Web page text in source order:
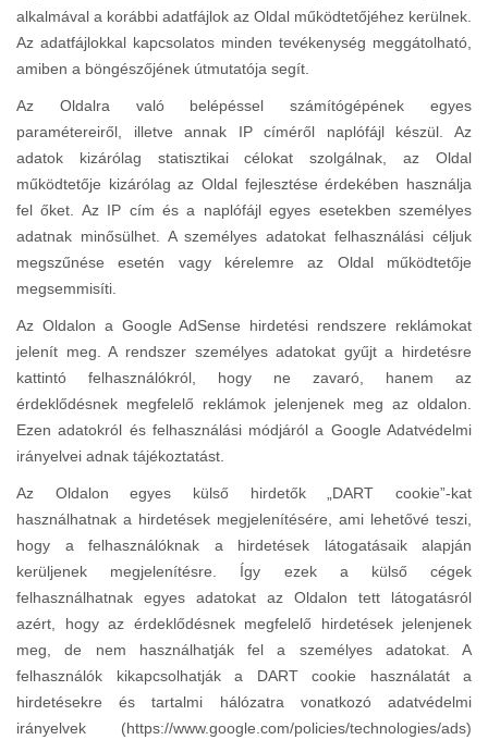
alkalmával a korábbi adatfájlok az Oldal működtetőjéhez kerülnek.
Az adatfájlokkal kapcsolatos minden tevékenység meggátolható,
amiben a böngészőjének útmutatója segít.
Az Oldalra való belépéssel számítógépének egyes
paramétereiről, illetve annak IP címéről naplófájl készül. Az
adatok kizárólag statisztikai célokat szolgálnak, az Oldal
működtetője kizárólag az Oldal fejlesztése érdekében használja
fel őket. Az IP cím és a naplófájl egyes esetekben személyes
adatnak minősülhet. A személyes adatokat felhasználási céljuk
megszűnése esetén vagy kérelemre az Oldal működtetője
megsemmisíti.
Az Oldalon a Google AdSense hirdetési rendszere reklámokat
jelenít meg. A rendszer személyes adatokat gyűjt a hirdetésre
kattintó felhasználókról, hogy ne zavaró, hanem az
érdeklődésnek megfelelő reklámok jelenjenek meg az oldalon.
Ezen adatokról és felhasználási módjáról a Google Adatvédelmi
irányelvei adnak tájékoztatást.
Az Oldalon egyes külső hirdetők „DART cookie”-kat
használhatnak a hirdetések megjelenítésére, ami lehetővé teszi,
hogy a felhasználóknak a hirdetések látogatásaik alapján
kerüljenek megjelenítésre. Így ezek a külső cégek
felhasználhatnak egyes adatokat az Oldalon tett látogatásról
azért, hogy az érdeklődésnek megfelelő hirdetések jelenjenek
meg, de nem használhatják fel a személyes adatokat. A
felhasználók kikapcsolhatják a DART cookie használatát a
hirdetésekre és tartalmi hálózatra vonatkozó adatvédelmi
irányelvek (https://www.google.com/policies/technologies/ads)